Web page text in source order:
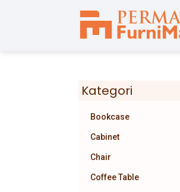
Kategori
Bookcase
Cabinet
Chair
Coffee Table